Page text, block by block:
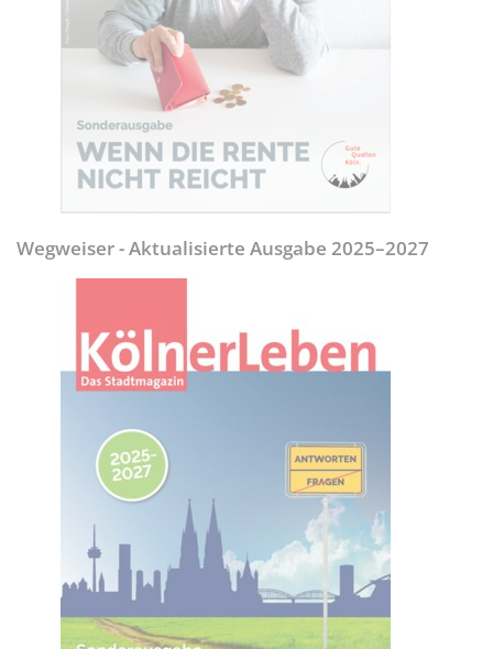
Wegweiser - Aktualisierte Ausgabe 2025–2027